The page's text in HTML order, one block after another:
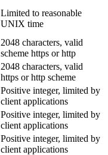
Limited to reasonable
UNIX time
2048 characters, valid
scheme https or http
2048 characters, valid
https or http scheme
Positive integer, limited by
client applications
Positive integer, limited by
client applications
Positive integer, limited by
client applications